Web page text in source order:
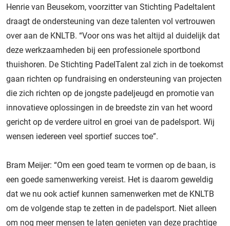
Henrie van Beusekom, voorzitter van Stichting Padeltalent
draagt de ondersteuning van deze talenten vol vertrouwen
over aan de KNLTB. “Voor ons was het altijd al duidelijk dat
deze werkzaamheden bij een professionele sportbond
thuishoren. De Stichting PadelTalent zal zich in de toekomst
gaan richten op fundraising en ondersteuning van projecten
die zich richten op de jongste padeljeugd en promotie van
innovatieve oplossingen in de breedste zin van het woord
gericht op de verdere uitrol en groei van de padelsport. Wij
wensen iedereen veel sportief succes toe”.
Bram Meijer: “Om een goed team te vormen op de baan, is
een goede samenwerking vereist. Het is daarom geweldig
dat we nu ook actief kunnen samenwerken met de KNLTB
om de volgende stap te zetten in de padelsport. Niet alleen
om nog meer mensen te laten genieten van deze prachtige